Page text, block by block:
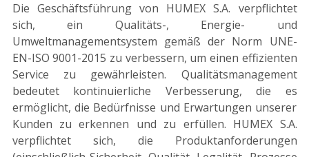
Die Geschäftsführung von HUMEX S.A. verpflichtet
sich, ein Qualitäts-, Energie- und
Umweltmanagementsystem gemäß der Norm UNE-
EN-ISO 9001-2015 zu verbessern, um einen effizienten
Service zu gewährleisten. Qualitätsmanagement
bedeutet kontinuierliche Verbesserung, die es
ermöglicht, die Bedürfnisse und Erwartungen unserer
Kunden zu erkennen und zu erfüllen. HUMEX S.A.
verpflichtet sich, die Produktanforderungen